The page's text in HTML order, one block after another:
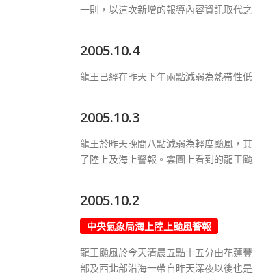
一則，以這次新增的報導內容資訊取代之
2005.10.4
龍王已經在昨天下午兩點減弱為熱帶性低
2005.10.3
龍王於昨天晚間八點減弱為輕度颱風，
了陸上及海上警報。雲圖上看到的龍王
2005.10.2
中央氣象局海上陸上颱風警報
龍王颱風於今天清晨五點十五分由花蓮
部及西北部沿海一帶自昨天深夜以後也